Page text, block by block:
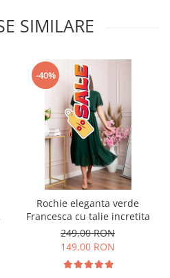
SIMILARE
-40%
Rochie eleganta verde
Francesca cu talie incretita
249,00 RON
149,00 RON